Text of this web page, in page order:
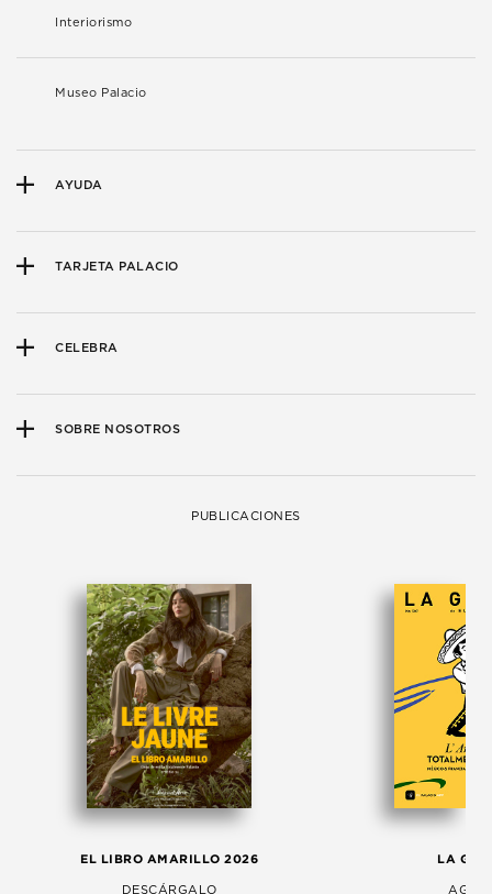
Interiorismo
Museo Palacio
AYUDA
TARJETA PALACIO
CELEBRA
SOBRE NOSOTROS
PUBLICACIONES
EL LIBRO AMARILLO 2026
DESCÁRGALO
LA